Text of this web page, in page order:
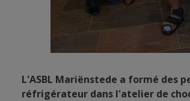
L'ASBL Mariënstede a formé des
réfrigérateur dans l'atelier de